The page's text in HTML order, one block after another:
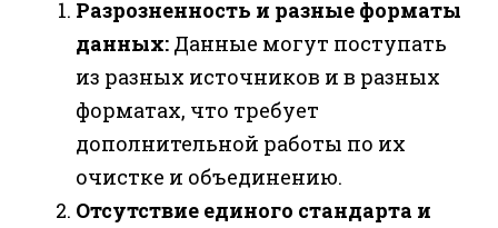
Разрозненность и разные форматы
данных: Данные могут поступать
из разных источников и в разных
форматах, что требует
дополнительной работы по их
очистке и объединению.
Отсутствие единого стандарта и